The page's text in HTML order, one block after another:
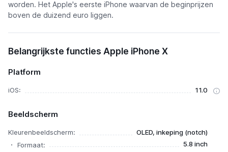
worden. Het Apple's eerste iPhone waarvan de beginprijzen
boven de duizend euro liggen.
Belangrijkste functies Apple iPhone X
Platform
iOS: 11.0
Beeldscherm
Kleurenbeeldscherm:
OLED, inkeping (notch)
Formaat:
5.8 inch